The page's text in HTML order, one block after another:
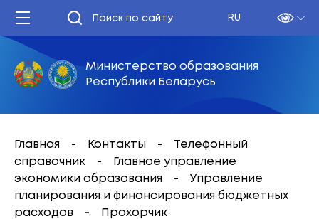
RU
Министерство образования
Республики Беларусь
Главная Контакты
Телефонный
справочник
Главное управление
экономики образования
Управление
планирования и финансирования бюджетных
расходов
Прохорчик